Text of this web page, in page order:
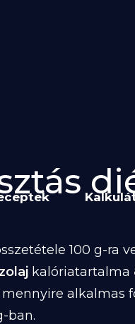
100 g-ra
kalóriatartalma
alkalmas
ban.